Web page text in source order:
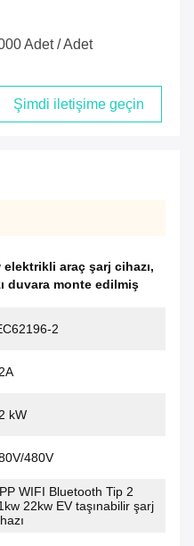
Adet / Adet
Şimdi iletişime geçin
elektrikli araç şarj cihazı,
duvara monte edilmiş
2
kW
480V
WIFI Bluetooth Tip 2
22kw EV taşınabilir şarj